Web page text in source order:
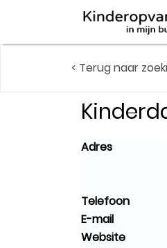
< Terug naar
Adres
Telefoon
E-mail
Website